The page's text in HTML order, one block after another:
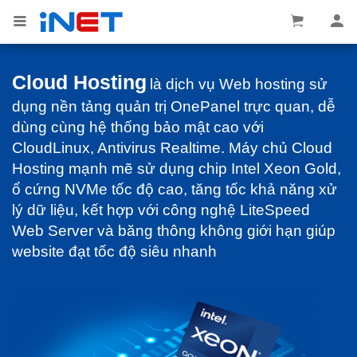
Cloud Hosting là dịch vụ Web hosting sử
dụng nền tảng quản trị OnePanel trực quan, dễ
dùng cùng hệ thống bảo mật cao với
CloudLinux, Antivirus Realtime. Máy chủ Cloud
Hosting mạnh mẽ sử dụng chip Intel Xeon Gold,
ổ cứng NVMe tốc độ cao, tăng tốc khả năng xử
lý dữ liệu, kết hợp với công nghệ LiteSpeed
Web Server và băng thông không giới hạn giúp
website đạt tốc độ siêu nhanh